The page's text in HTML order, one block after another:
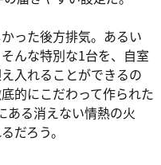
った後方排気。あるい
んな特別な1台を、自室
入れることができるの
的にこだわって作られた
ある消えない情熱の火
だろう。